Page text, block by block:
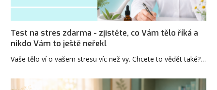
Test na stres zdarma - zjistěte, co Vám tělo říká a
nikdo Vám to ještě neřekl
Vaše tělo ví o vašem stresu víc než vy. Chcete to vědět také?…